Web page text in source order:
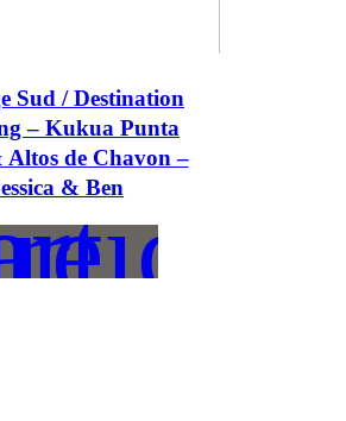
Sud / Destination
– Kukua Punta
Altos de Chavon –
& Ben